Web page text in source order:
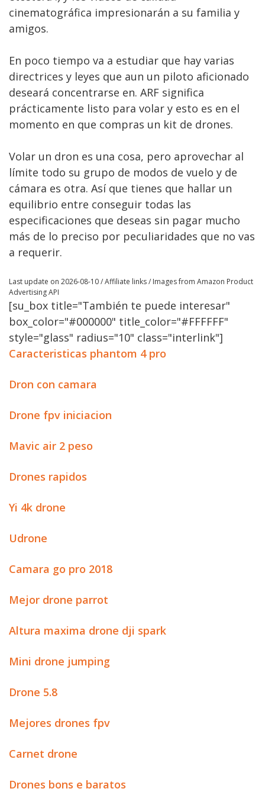
cinematográfica impresionarán a su familia y
amigos.
En poco tiempo va a estudiar que hay varias
directrices y leyes que aun un piloto aficionado
deseará concentrarse en. ARF significa
prácticamente listo para volar y esto es en el
momento en que compras un kit de drones.
Volar un dron es una cosa, pero aprovechar al
límite todo su grupo de modos de vuelo y de
cámara es otra. Así que tienes que hallar un
equilibrio entre conseguir todas las
especificaciones que deseas sin pagar mucho
más de lo preciso por peculiaridades que no vas
a requerir.
Last update on 2026-08-10 / Affiliate links / Images from Amazon Product
Advertising API
[su_box title="También te puede interesar"
box_color="#000000" title_color="#FFFFFF"
style="glass" radius="10" class="interlink"]
Caracteristicas phantom 4 pro
Dron con camara
Drone fpv iniciacion
Mavic air 2 peso
Drones rapidos
Yi 4k drone
Udrone
Camara go pro 2018
Mejor drone parrot
Altura maxima drone dji spark
Mini drone jumping
Drone 5.8
Mejores drones fpv
Carnet drone
Drones bons e baratos